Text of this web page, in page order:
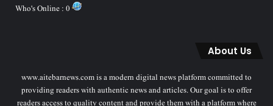
About Us
www.aitebarnews.com is a modern digital news platform committed to
providing readers with authentic news and articles. Our goal is to offer
readers access to quality content and provide them with a platform where